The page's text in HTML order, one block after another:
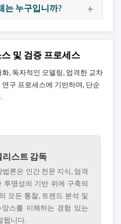
는 누구입니까?
및 검증 프로세스
, 독자적인 모델링, 엄격한 교차
구 프로세스에 기반하며, 단순
리스트 감독
론은 인간 전문 지식, 엄격
투명성의 기반 위에 구축되
모든 통찰, 트렌드 분석 및
스를 이해하는 경험 있는
됩니다.